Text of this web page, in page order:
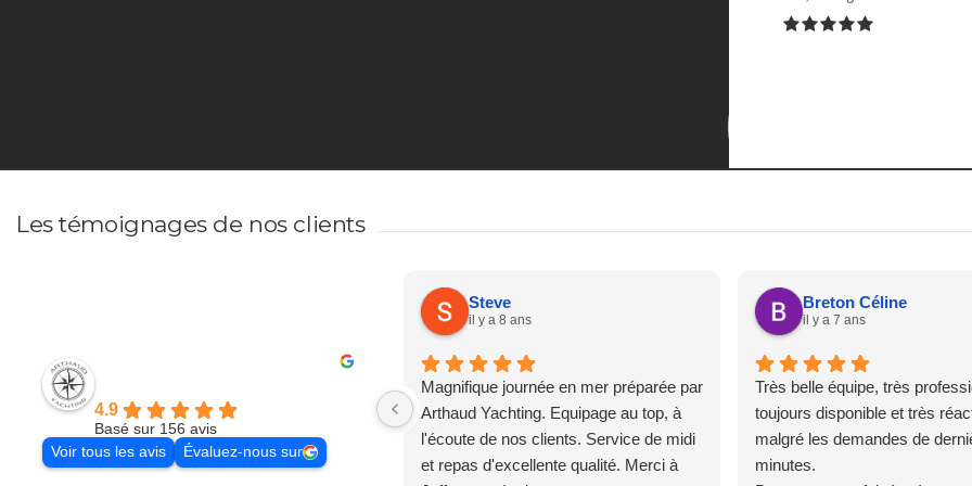
Les témoignages de nos clients
4.9
Basé sur 156 avis
Voir tous les avis
Évaluez-nous sur
Steve
il y a 8 ans
Magnifique journée en mer préparée par
Arthaud Yachting. Equipage au top, à
l'écoute de nos clients. Service de midi
et repas d'excellente qualité. Merci à
Breton Céline
il y a 7 ans
Très belle équipe, très
toujours disponible et très
malgré les demandes de
minutes.